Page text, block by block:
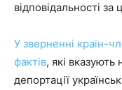
відповідальності за
У зверненні країн-
фактів, які
депортації